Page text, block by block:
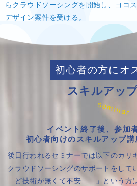
らクラウドソーシングを開始し、ヨコ
デザイン案件を受ける。
初心者の方にオ
スキルアッ
seminar
イベント終了後、参加
初心者向けのスキルアップ講
後日行われるセミナーでは以下のカリ
クラウドソーシングのサポートをして
ど技術が無くて不安……」という方